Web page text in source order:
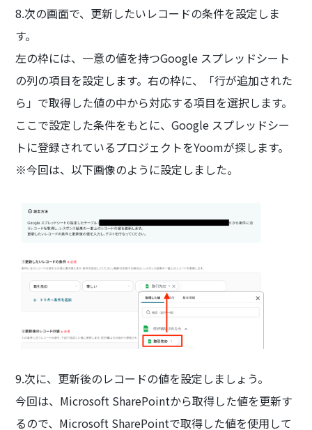
8.次の画面で、更新したいレコードの条件を設定しま
す。
左の枠には、一意の値を持つGoogle スプレッドシート
の列の項目を設定します。右の枠に、「行が追加された
ら」で取得した値の中から対応する項目を選択します。
ここで設定した条件をもとに、Google スプレッドシー
トに登録されているプロジェクトをYoomが探します。
※今回は、以下画像のように設定しました。
9.次に、更新後のレコードの値を設定しましょう。
今回は、Microsoft SharePointから取得した値を更新す
るので、Microsoft SharePointで取得した値を使用して